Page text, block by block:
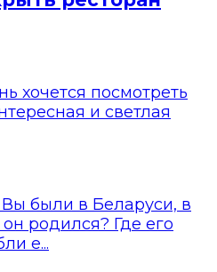
хочется посмотреть
и светлая
были в Беларуси, в
родился? Где его
е...